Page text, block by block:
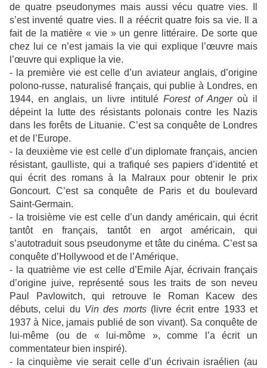
de quatre pseudonymes mais aussi vécu quatre vies. Il
s’est inventé quatre vies. Il a réécrit quatre fois sa vie. Il a
fait de la matière « vie » un genre littéraire. De sorte que
chez lui ce n’est jamais la vie qui explique l’œuvre mais
l’œuvre qui explique la vie.
- la première vie est celle d’un aviateur anglais, d’origine
polono-russe, naturalisé français, qui publie à Londres, en
1944, en anglais, un livre intitulé Forest of Angeroù il
dépeint la lutte des résistants polonais contre les Nazis
dans les forêts de Lituanie. C’est sa conquête de Londres
et de l’Europe.
- la deuxième vie est celle d’un diplomate français, ancien
résistant, gaulliste, qui a trafiqué ses papiers d’identité et
qui écrit des romans à la Malraux pour obtenir le prix
Goncourt. C’est sa conquête de Paris et du boulevard
Saint-Germain.
- la troisième vie est celle d’un dandy américain, qui écrit
tantôt en français, tantôt en argot américain, qui
s’autotraduit sous pseudonyme et tâte du cinéma. C’est sa
conquête d’Hollywood et de l’Amérique.
- la quatrième vie est celle d’Emile Ajar, écrivain français
d’origine juive, représenté sous les traits de son neveu
Paul Pavlowitch, qui retrouve le Roman Kacew des
débuts, celui du Vin des morts(livre écrit entre 1933 et
1937 à Nice, jamais publié de son vivant). Sa conquête de
lui-même (ou de « lui-môme », comme l’a écrit un
commentateur bien inspiré).
- la cinquième vie serait celle d’un écrivain israélien (au